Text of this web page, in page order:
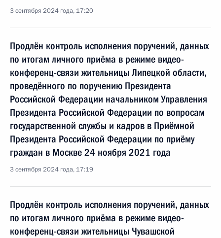
3 сентября 2024 года, 17:20
Продлён контроль исполнения поручений, данных
по итогам личного приёма в режиме видео-
конференц-связи жительницы Липецкой области,
проведённого по поручению Президента
Российской Федерации начальником Управления
Президента Российской Федерации по вопросам
государственной службы и кадров в Приёмной
Президента Российской Федерации по приёму
граждан в Москве 24 ноября 2021 года
3 сентября 2024 года, 17:19
Продлён контроль исполнения поручений, данных
по итогам личного приёма в режиме видео-
конференц-связи жительницы Чувашской